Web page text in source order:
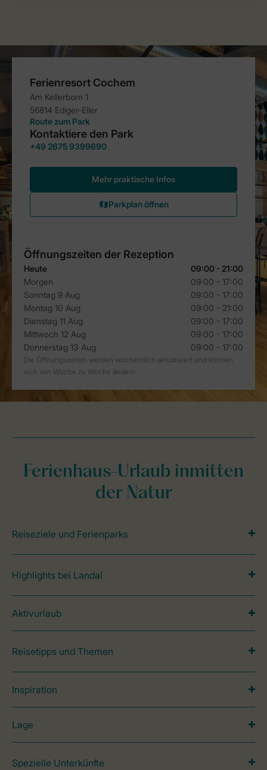
Ferienhaus-Urlaub inmitten
der Natur
Reiseziele und Ferienparks
Highlights bei Landal
Aktivurlaub
Reisetipps und Themen
Inspiration
Lage
Spezielle Unterkünfte